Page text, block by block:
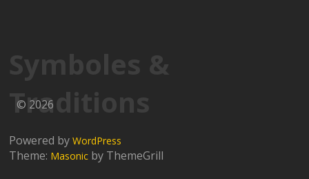
Symboles &
Traditions
© 2026
Powered byWordPress
Theme: Masonic by ThemeGrill